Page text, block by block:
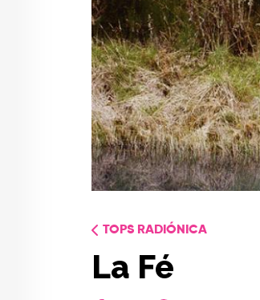
TOPS RADIÓNICA
La Fé